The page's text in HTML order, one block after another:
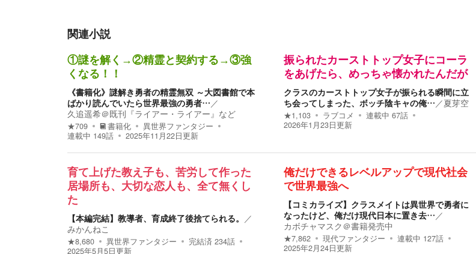
関連小説
①謎を解く→②精霊と契約する→③強
くなる！！
《書籍化》謎解き勇者の精霊無双 ～大図書館で本
ばかり読んでいたら世界最強の勇者…／
久追遥希＠既刊『ライアー・ライアー』など
★709 書籍化
異世界ファンタジー
連載中 149話 2025年11月22日更新
振られたカーストトップ女子にコーラ
をあげたら、めっちゃ懐かれたんだが
クラスのカーストトップ女子が振られる瞬間に立
ち会ってしまった、ボッチ陰キャの俺…／夏芽空
★1,103 ラブコメ 連載中 67話
2026年1月23日更新
育て上げた教え子も、苦労して作った
居場所も、大切な恋人も、全て無くし
た
【本編完結】教導者、育成終了後捨てられる。 ／
みかんねこ
★8,680 異世界ファンタジー 完結済 234話
2025年5月5日更新
俺だけできるレベルアップで現代社会
で世界最強へ
【コミカライズ】クラスメイトは異世界で勇者に
なったけど、俺だけ現代日本に置き去…／
カボチャマスク＠書籍発売中
★7,862 現代ファンタジー 連載中 127話
2025年2月24日更新